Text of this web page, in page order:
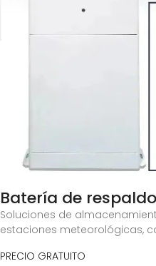
Batería de
Soluciones de
estaciones meteorológicas,
PRECIO GRATUITO